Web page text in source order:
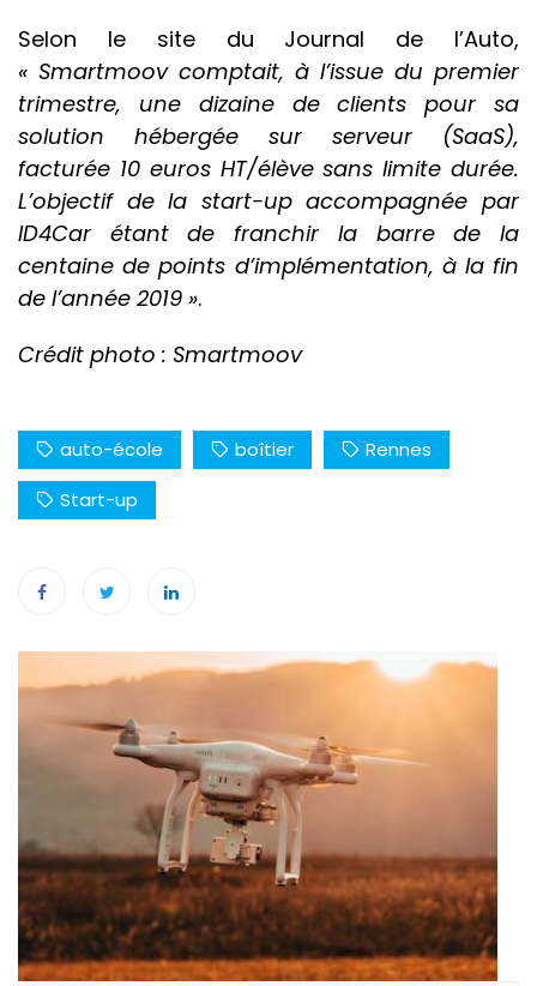
Selon le site du Journal de l’Auto,
« Smartmoov comptait, à l’issue du premier
trimestre, une dizaine de clients pour sa
solution hébergée sur serveur (SaaS),
facturée 10 euros HT/élève sans limite durée.
L’objectif de la start-up accompagnée par
ID4Car étant de franchir la barre de la
centaine de points d’implémentation, à la fin
de l’année 2019 ».
Crédit photo : Smartmoov
auto-école boîtier
Rennes
Start-up
Navigation
de
l’article